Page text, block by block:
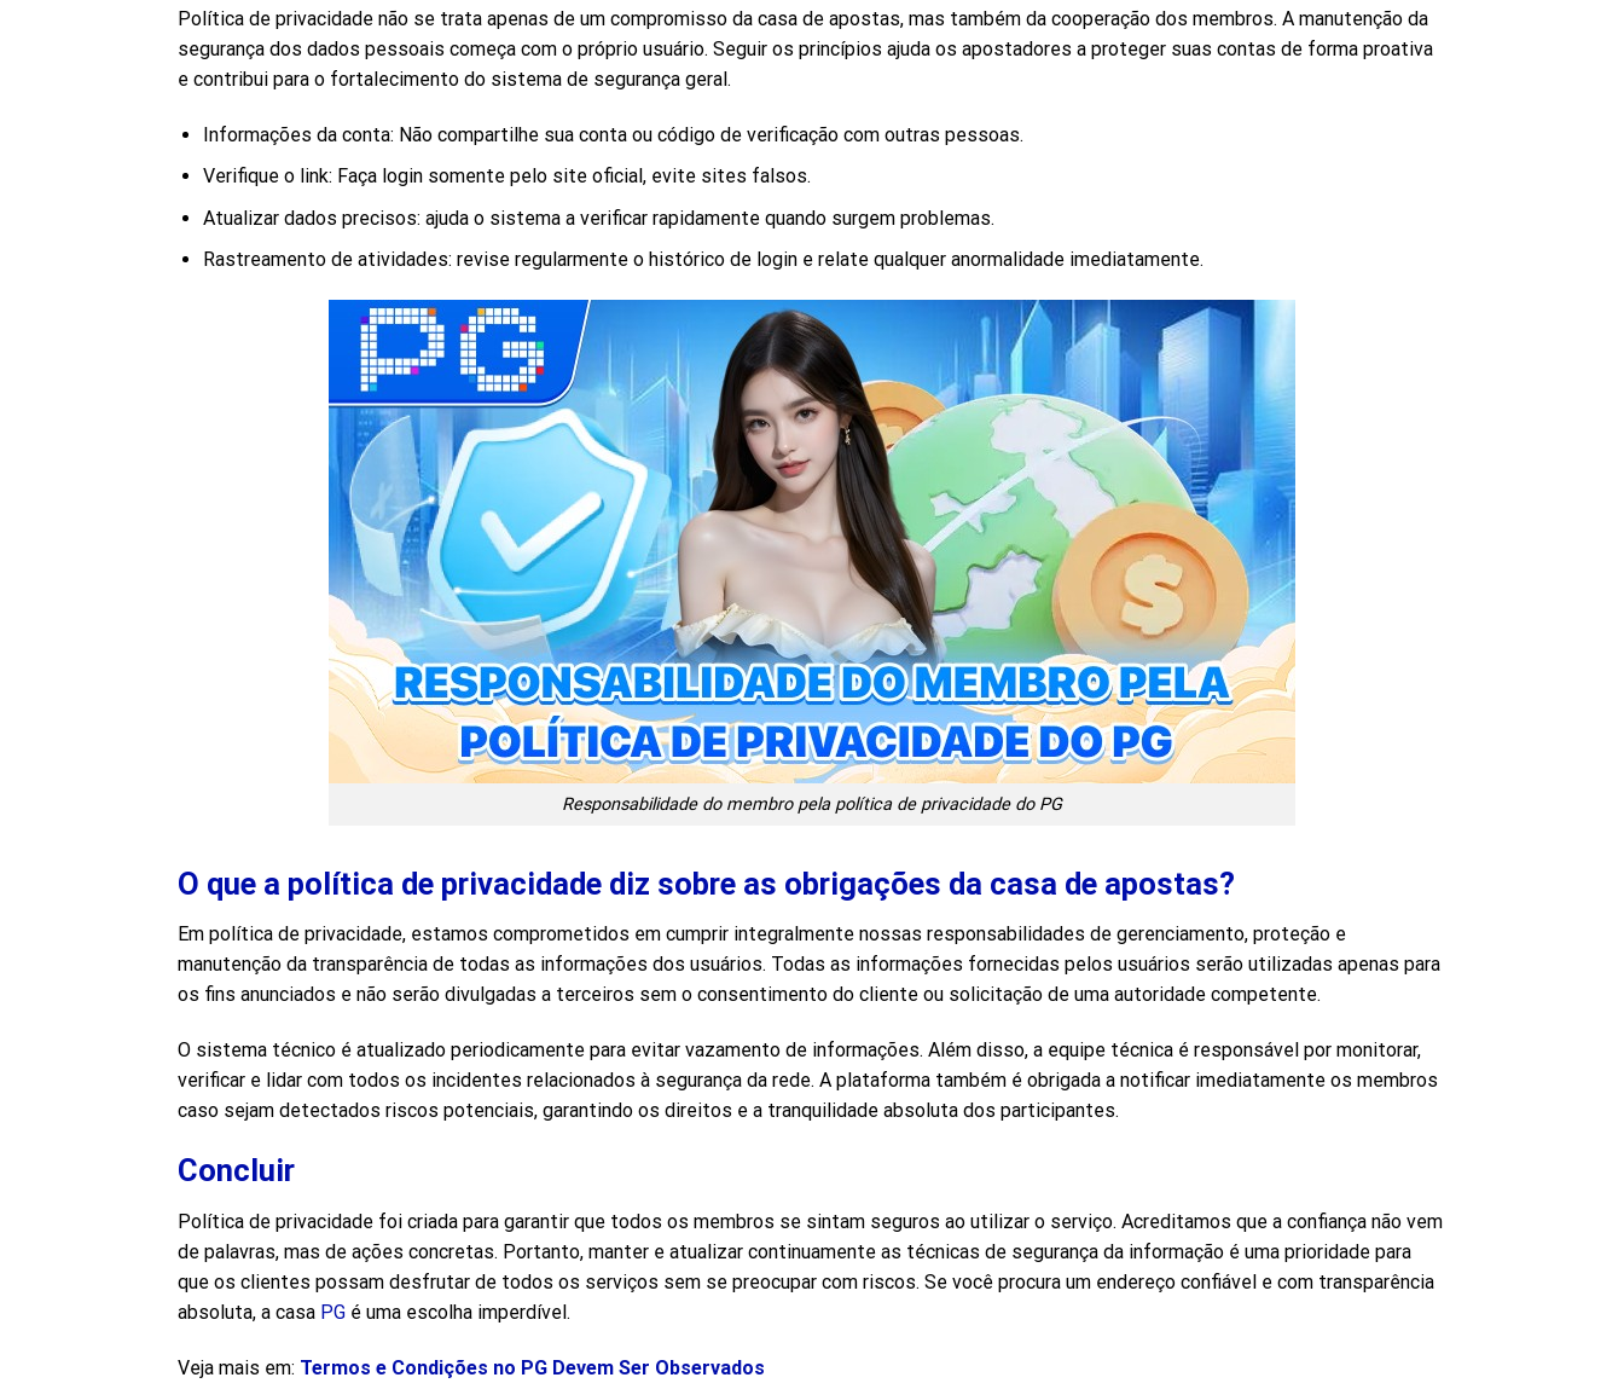
Política de privacidade não se trata apenas de um compromisso da casa de apostas, mas também da cooperação dos membros. A manutenção da
segurança dos dados pessoais começa com o próprio usuário. Seguir os princípios ajuda os apostadores a proteger suas contas de forma proativa
e contribui para o fortalecimento do sistema de segurança geral.
Informações da conta: Não compartilhe sua conta ou código de verificação com outras pessoas.
Verifique o link: Faça login somente pelo site oficial, evite sites falsos.
Atualizar dados precisos: ajuda o sistema a verificar rapidamente quando surgem problemas.
Rastreamento de atividades: revise regularmente o histórico de login e relate qualquer anormalidade imediatamente.
Responsabilidade do membro pela política de privacidade do PG
O que a política de privacidade diz sobre as obrigações da casa de apostas?
Em política de privacidade, estamos comprometidos em cumprir integralmente nossas responsabilidades de gerenciamento, proteção e
manutenção da transparência de todas as informações dos usuários. Todas as informações fornecidas pelos usuários serão utilizadas apenas para
os fins anunciados e não serão divulgadas a terceiros sem o consentimento do cliente ou solicitação de uma autoridade competente.
O sistema técnico é atualizado periodicamente para evitar vazamento de informações. Além disso, a equipe técnica é responsável por monitorar,
verificar e lidar com todos os incidentes relacionados à segurança da rede. A plataforma também é obrigada a notificar imediatamente os membros
caso sejam detectados riscos potenciais, garantindo os direitos e a tranquilidade absoluta dos participantes.
Concluir
Política de privacidade foi criada para garantir que todos os membros se sintam seguros ao utilizar o serviço. Acreditamos que a confiança não vem
de palavras, mas de ações concretas. Portanto, manter e atualizar continuamente as técnicas de segurança da informação é uma prioridade para
que os clientes possam desfrutar de todos os serviços sem se preocupar com riscos. Se você procura um endereço confiável e com transparência
absoluta, a casa PG é uma escolha imperdível.
Veja mais em: Termos e Condições no PG Devem Ser Observados